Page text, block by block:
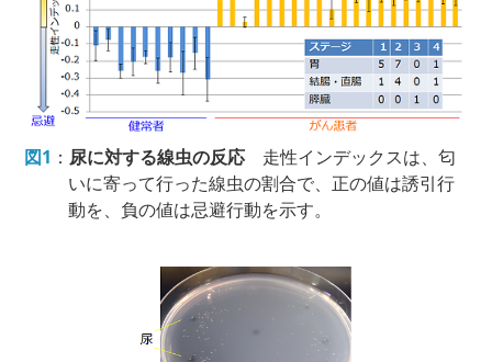
図1 ： 尿に対する線虫の反応 走性インデックスは、匂
いに寄って行った線虫の割合で、正の値は誘引行
動を、負の値は忌避行動を示す。